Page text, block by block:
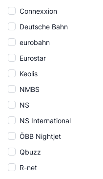
Connexxion
Deutsche Bahn
eurobahn
Eurostar
Keolis
NMBS
NS
NS International
ÖBB Nightjet
Qbuzz
R-net